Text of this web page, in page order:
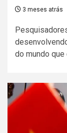
3 meses atrás
do mundo que